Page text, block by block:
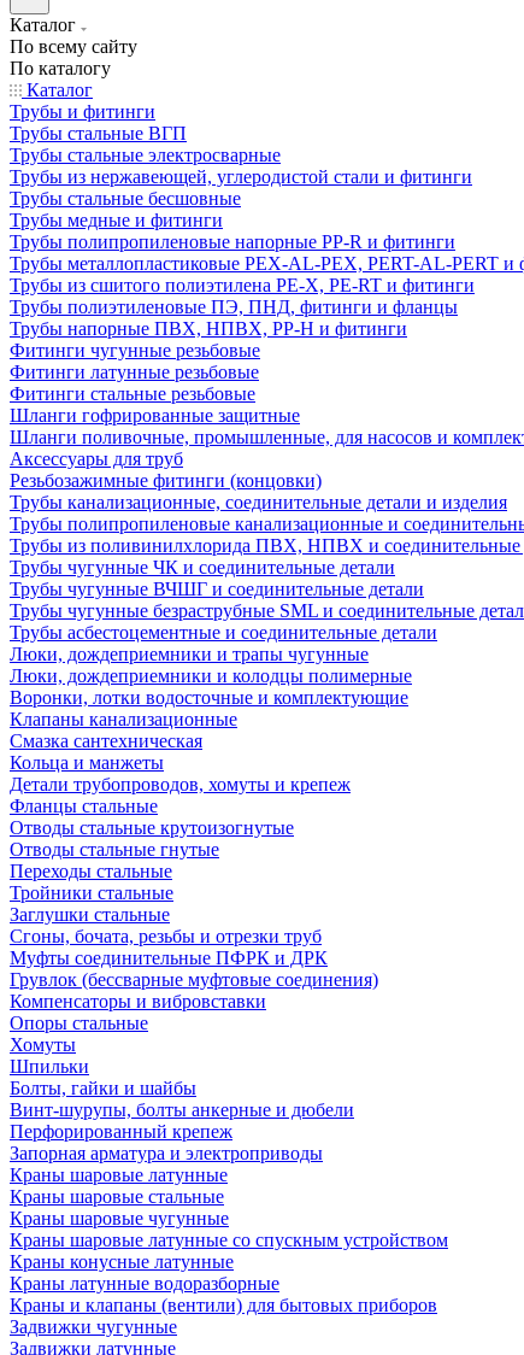
Каталог
По всему сайту
По каталогу
Каталог
Трубы и фитинги
Трубы стальные ВГП
Трубы стальные электросварные
Трубы из нержавеющей, углеродистой стали и фитинги
Трубы стальные бесшовные
Трубы медные и фитинги
Трубы полипропиленовые напорные PP-R и фитинги
Трубы металлопластиковые PEX-AL-PEX, PERT-AL-PERT и
Трубы из сшитого полиэтилена PE-X, PE-RT и фитинги
Трубы полиэтиленовые ПЭ, ПНД, фитинги и фланцы
Трубы напорные ПВХ, НПВХ, PP-H и фитинги
Фитинги чугунные резьбовые
Фитинги латунные резьбовые
Фитинги стальные резьбовые
Шланги гофрированные защитные
Шланги поливочные, промышленные, для насосов и
Аксессуары для труб
Резьбозажимные фитинги (концовки)
Трубы канализационные, соединительные детали и изделия
Трубы полипропиленовые канализационные и
Трубы из поливинилхлорида ПВХ, НПВХ и соединительные
Трубы чугунные ЧК и соединительные детали
Трубы чугунные ВЧШГ и соединительные детали
Трубы чугунные безраструбные SML и соединительные
Трубы асбестоцементные и соединительные детали
Люки, дождеприемники и трапы чугунные
Люки, дождеприемники и колодцы полимерные
Воронки, лотки водосточные и комплектующие
Клапаны канализационные
Смазка сантехническая
Кольца и манжеты
Детали трубопроводов, хомуты и крепеж
Фланцы стальные
Отводы стальные крутоизогнутые
Отводы стальные гнутые
Переходы стальные
Тройники стальные
Заглушки стальные
Сгоны, бочата, резьбы и отрезки труб
Муфты соединительные ПФРК и ДРК
Грувлок (бессварные муфтовые соединения)
Компенсаторы и вибровставки
Опоры стальные
Хомуты
Шпильки
Болты, гайки и шайбы
Винт-шурупы, болты анкерные и дюбели
Перфорированный крепеж
Запорная арматура и электроприводы
Краны шаровые латунные
Краны шаровые стальные
Краны шаровые чугунные
Краны шаровые латунные со спускным устройством
Краны конусные латунные
Краны латунные водоразборные
Краны и клапаны (вентили) для бытовых приборов
Задвижки чугунные
Задвижки латунные